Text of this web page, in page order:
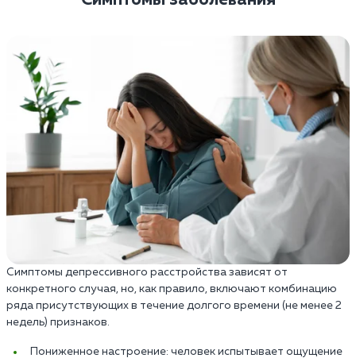
Симптомы депрессивного расстройства зависят от
конкретного случая, но, как правило, включают комбинацию
ряда присутствующих в течение долгого времени (не менее 2
недель) признаков.
Пониженное настроение: человек испытывает ощущение